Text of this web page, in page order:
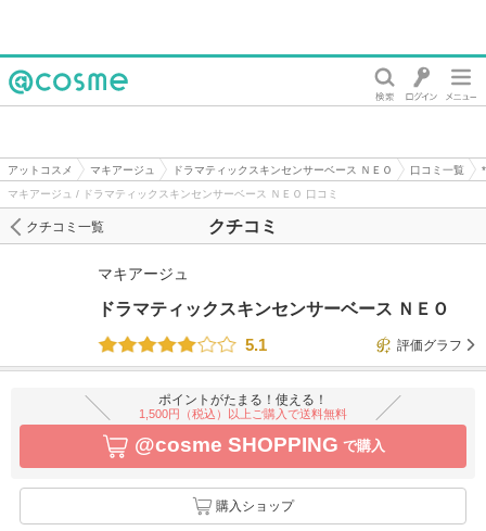
アットコスメ マキアージュ ドラマティックスキンセンサーベース ＮＥＯ 口コミ一覧
マキアージュ / ドラマティックスキンセンサーベース ＮＥＯ 口コミ
クチコミ
クチコミ一覧
マキアージュ
ドラマティックスキンセンサーベース ＮＥＯ
5.1
評価グラフ
ポイントがたまる！使える！
1,500円（税込）以上ご購入で送料無料
@cosme SHOPPING で購入
購入ショップ